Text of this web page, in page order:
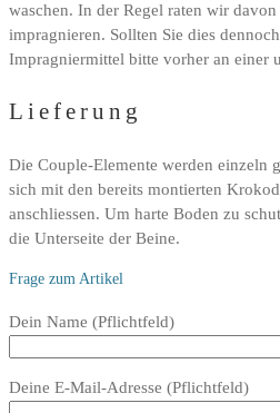
waschen. In der Regel raten wir
impragnieren. Sollten Sie dies
Impragniermittel bitte vorher an einer
Lieferung
Die Couple-Elemente werden einzeln
sich mit den bereits montierten
anschliessen. Um harte Boden zu
die Unterseite der Beine.
Frage zum Artikel
Bitte
Feld
Dein Name (Pflichtfeld)
Deine E-Mail-Adresse (Pflichtfeld)